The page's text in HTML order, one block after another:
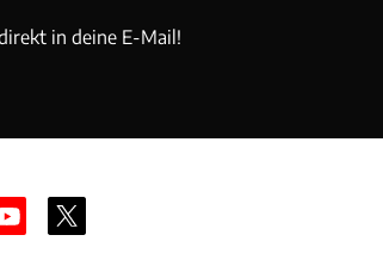
in deine E-Mail!